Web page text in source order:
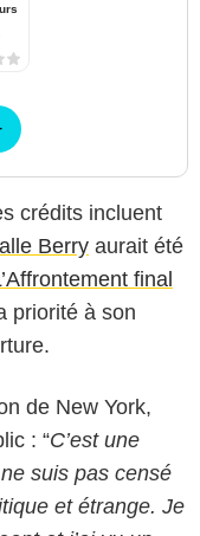
crédits incluent
Berry aurait été
final
priorité à son
de New York,
: “C’est une
suis pas censé
et étrange. Je